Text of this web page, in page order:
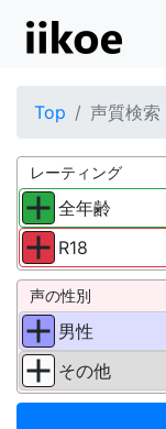
Top 声質検索
レーティング
全年齢
R18
声の性別
男性
その他